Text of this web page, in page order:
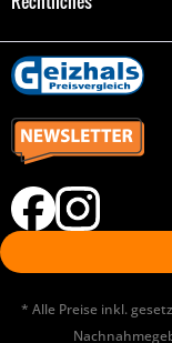
* Alle Preise inkl.